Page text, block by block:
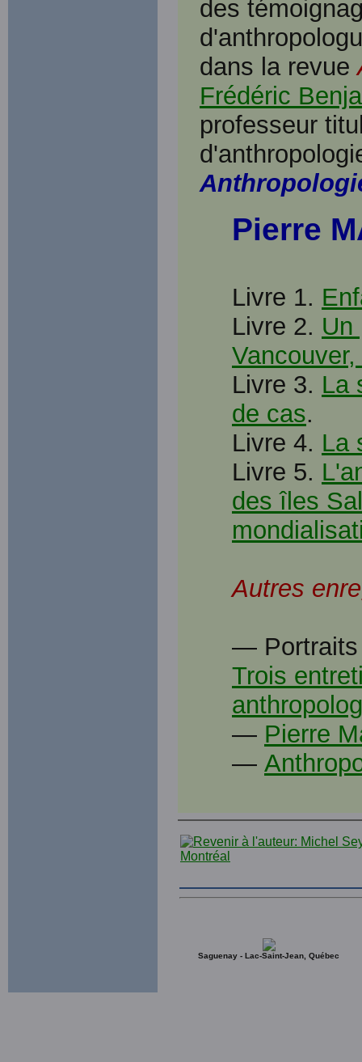
des
dans la revue
Frédéric
professeur
Pierre
Livre 1.
Livre 2. Un
Livre 3. La
de cas.
Livre 4. La
Livre 5.
des îles
Autres
— Portraits
Trois
— Pierre
—
Saguenay - Lac-Saint-Jean, Québec